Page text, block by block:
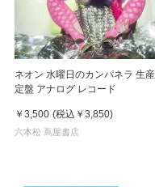
ネオン 水曜日のカンパネラ 生
定盤 アナログ レコード
￥3,500 (税込 ￥3,850)
六本松 蔦屋書店